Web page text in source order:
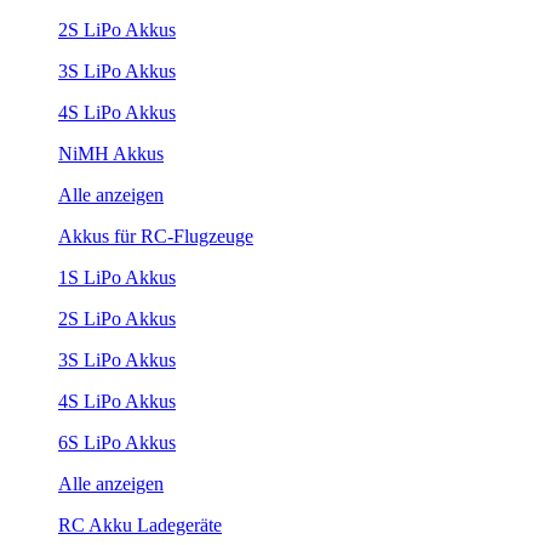
2S LiPo Akkus
3S LiPo Akkus
4S LiPo Akkus
NiMH Akkus
Alle anzeigen
Akkus für RC-Flugzeuge
1S LiPo Akkus
2S LiPo Akkus
3S LiPo Akkus
4S LiPo Akkus
6S LiPo Akkus
Alle anzeigen
RC Akku Ladegeräte